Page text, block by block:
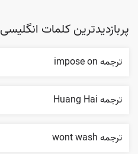
پربازدیدترین کلمات انگلیسی
ترجمه impose on
ترجمه Huang Hai
ترجمه wont wash